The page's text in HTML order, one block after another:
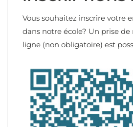
Vous souhaitez inscrire votre
dans notre école? Un prise de
ligne (non obligatoire) est